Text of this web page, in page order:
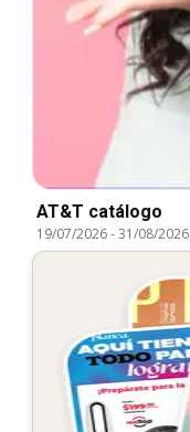
AT&T catálogo
19/07/2026-31/08/2026